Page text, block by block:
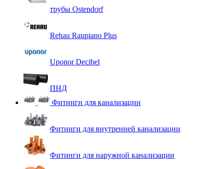
трубы Ostendorf
Rehau Raupiano Plus
Uponor Decibel
ПНД
Фитинги для канализации
Фитинги для внутренней канализации
Фитинги для наружной канализации